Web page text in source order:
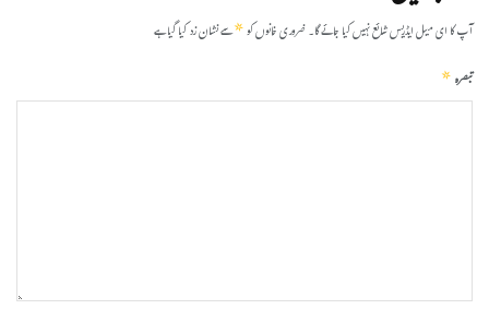
آپ کا ای میل ایڈریس شائع نہیں کیا جائے گا۔ضروری خانوں کو*سے نشان زد کیا گیا ہے
تبصرہ*